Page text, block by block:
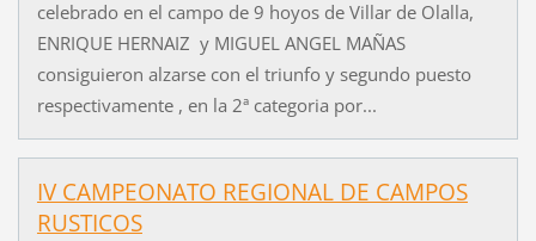
celebrado en el campo de 9 hoyos de Villar de Olalla,
ENRIQUE HERNAIZ y MIGUEL ANGEL MAÑAS
consiguieron alzarse con el triunfo y segundo puesto
respectivamente , en la 2ª categoria por...
IV CAMPEONATO REGIONAL DE CAMPOS
RUSTICOS